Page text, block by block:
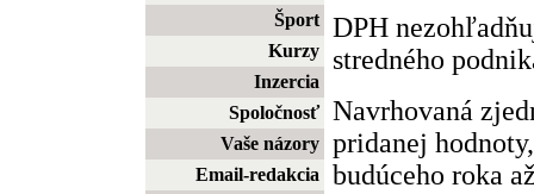
Šport
Kurzy
Inzercia
Spoločnosť
Vaše názory
Email-redakcia
DPH
stredného
Navrhovaná
pridanej
budúceho roka